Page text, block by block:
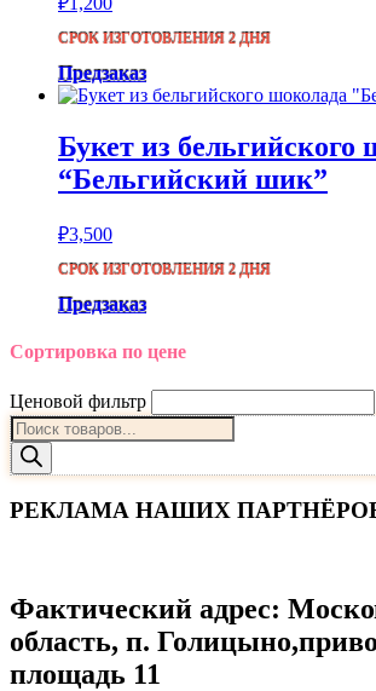
СРОК ИЗГОТОВЛЕНИЯ 2 ДНЯ
Предзаказ
Букет из бельгийского
“Бельгийский шик”
₽3,500
СРОК ИЗГОТОВЛЕНИЯ 2 ДНЯ
Предзаказ
Сортировка по цене
Ценовой фильтр
Поиск
товаров
РЕКЛАМА НАШИХ
Фактический адрес:
область, п.
площадь 11